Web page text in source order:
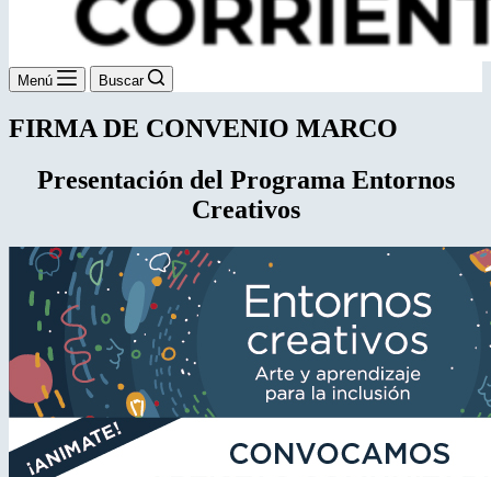
Menú Buscar
FIRMA DE CONVENIO MARCO
Presentación del Programa Entornos
Creativos